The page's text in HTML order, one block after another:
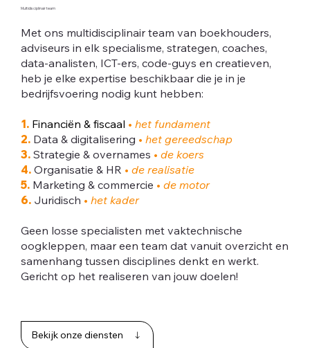
Multidisciplinair team
Met ons multidisciplinair team van boekhouders,
adviseurs in elk specialisme, strategen, coaches,
data-analisten, ICT-ers, code-guys en creatieven,
heb je elke expertise beschikbaar die je in je
bedrijfsvoering nodig kunt hebben:
1. Financiën & fiscaal • het fundament
2.Data & digitalisering • het gereedschap
3.Strategie & overnames • de koers
4.Organisatie & HR • de realisatie
5.Marketing & commercie • de motor
6.Juridisch • het kader
Geen losse specialisten met vaktechnische
oogkleppen, maar een team dat vanuit overzicht en
samenhang tussen disciplines denkt en werkt.
Gericht op het realiseren van jouw doelen!
Bekijk onze diensten